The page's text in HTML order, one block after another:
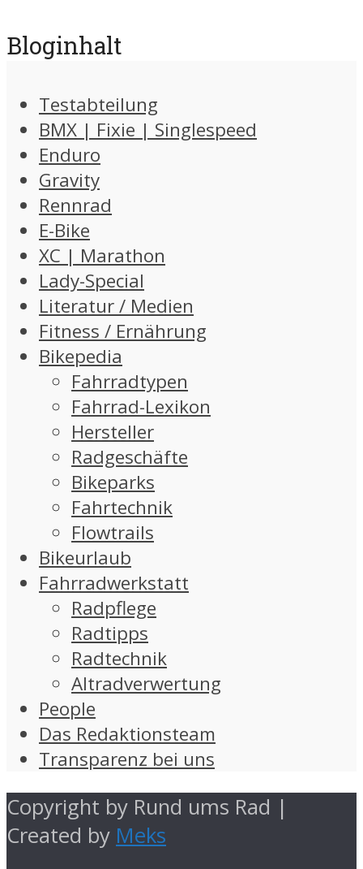
Bloginhalt
Testabteilung
BMX | Fixie | Singlespeed
Enduro
Gravity
Rennrad
E-Bike
XC | Marathon
Lady-Special
Literatur / Medien
Fitness / Ernährung
Bikepedia
Fahrradtypen
Fahrrad-Lexikon
Hersteller
Radgeschäfte
Bikeparks
Fahrtechnik
Flowtrails
Bikeurlaub
Fahrradwerkstatt
Radpflege
Radtipps
Radtechnik
Altradverwertung
People
Das Redaktionsteam
Transparenz bei uns
Copyright by Rund ums Rad |
Created by Meks